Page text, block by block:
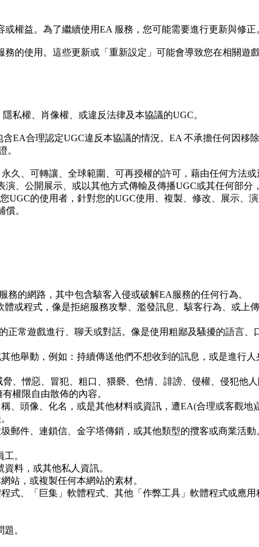
權益。為了繼續使用EA 服務，您可能需要進行更新與修正
的使用。這些更新或「重新設定」可能會導致您在相關遊
私權、肖像權、或違反法律及本協議的UGC。
EA合理認定UGC違反本協議的情況。EA 不承擔任何因移
。
久、可轉讓、全球範圍、可再授權的許可，藉由任何方法
、公開展示、或以其他方式傳輸及傳播UGC或其任何部
UGC的使用者，針對您的UGC使用、複製、修改、展示、
。
的網路，其中包含駭客入侵或破解EA服務的任何行為。
或程式，像是拒絕服務攻擊、濫發訊息、駭客行為、或上
常遊戲進行、聊天或對話。像是使用粗鄙及騷擾的語言
他舉動，例如：持續傳送他們不想收到的訊息，或是進行
、憎惡、冒犯、粗口、猥褻、色情、誹謗、侵權、侵犯他
權限自由散佈的內容。
、頭像、化名，或是其他材料或資訊，遭EA(合理或客觀
郵件、連鎖信、金字塔傳銷，或其他類型的攬客或商業活動
。
料，或其他私人資訊。
站，或複製任何本網站的素材。
式、「巨集」軟體程式、其他「作弊工具」軟體程式或應
。